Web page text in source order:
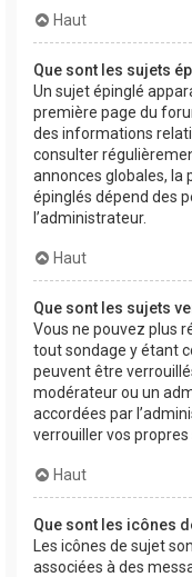
Haut
Que sont les sujets
Un sujet épinglé
première page du
des informations
consulter
annonces globales, la
épinglés dépend des
l’administrateur.
Haut
Que sont les sujets
Vous ne pouvez plus
tout sondage y étant
peuvent être
modérateur ou un
accordées par
verrouiller vos propres
Haut
Que sont les icônes
Les icônes de sujet
associées à des